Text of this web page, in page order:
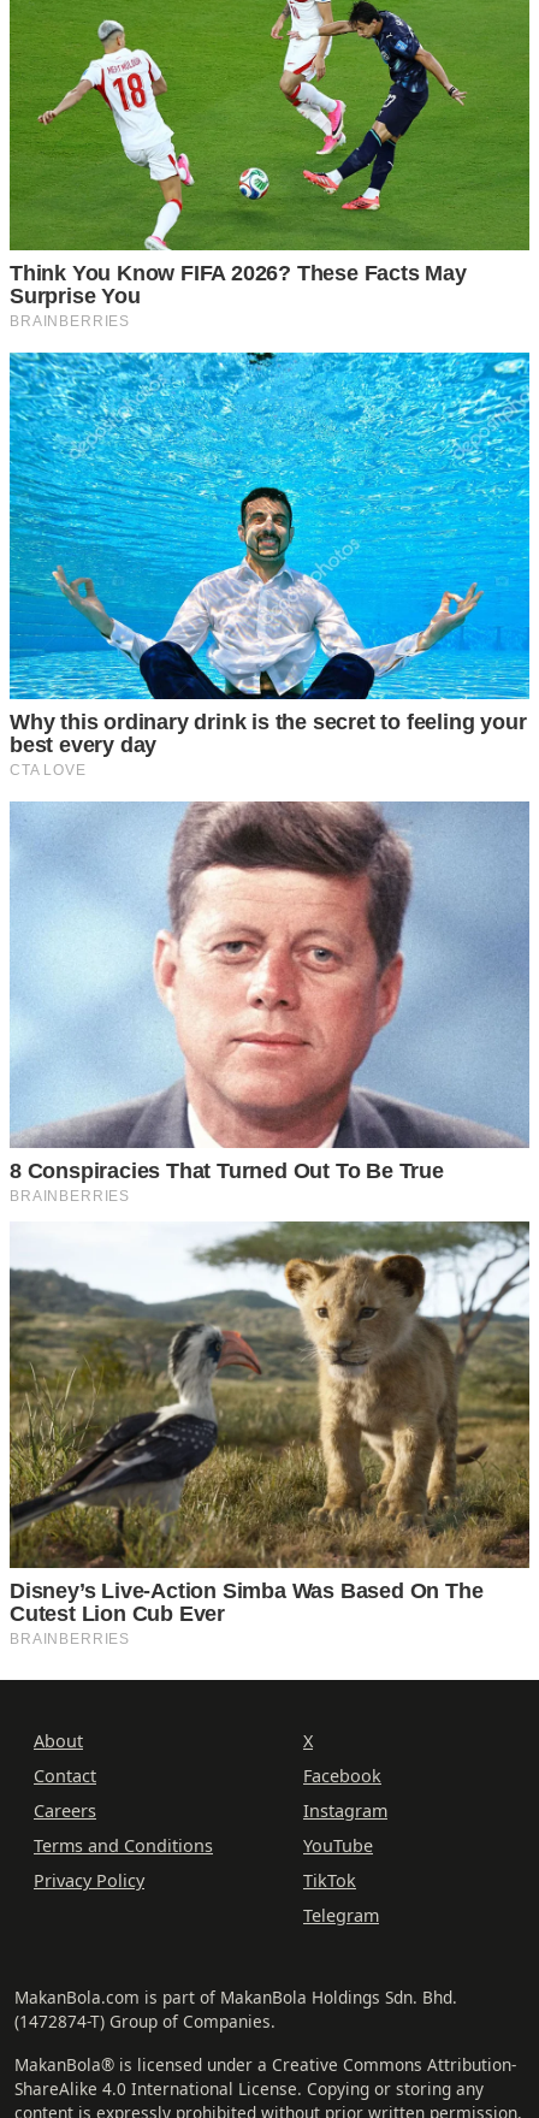
About
Contact
Careers
Terms and Conditions
Privacy Policy
X
Facebook
Instagram
YouTube
TikTok
Telegram
MakanBola.com is part of MakanBola Holdings Sdn. Bhd.
(1472874-T) Group of Companies.
MakanBola® is licensed under a Creative Commons Attribution-
ShareAlike 4.0 International License. Copying or storing any
content is expressly prohibited without prior written permission.